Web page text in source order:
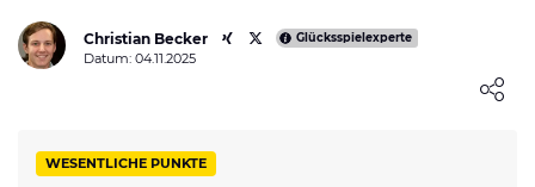
Über Uns
Verantwortungsvolles Spielen
Christian Becker Glücksspielexperte
Datum: 04.11.2025
WESENTLICHE PUNKTE